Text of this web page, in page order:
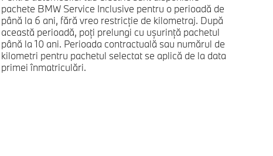
pachete BMW Service Inclusive pentru o perioadă de
până la 6 ani, fără vreo restricţie de kilometraj. După
această perioadă, poţi prelungi cu uşurinţă pachetul
până la 10 ani. Perioada contractuală sau numărul de
kilometri pentru pachetul selectat se aplică de la data
primei înmatriculări.